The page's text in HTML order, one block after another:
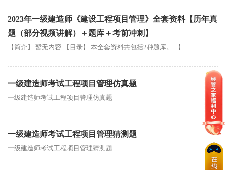
2023年一级建造师《建设工程项目管理》全套资料【历年真
题（部分视频讲解）＋题库＋考前冲刺】
【简介】 暂无内容 【目录】 本全套资料共包括2种题库。 【 ...
一级建造师考试工程项目管理仿真题
一级建造师考试工程项目管理仿真题
一级建造师考试工程项目管理猜测题
一级建造师考试工程项目管理猜测题